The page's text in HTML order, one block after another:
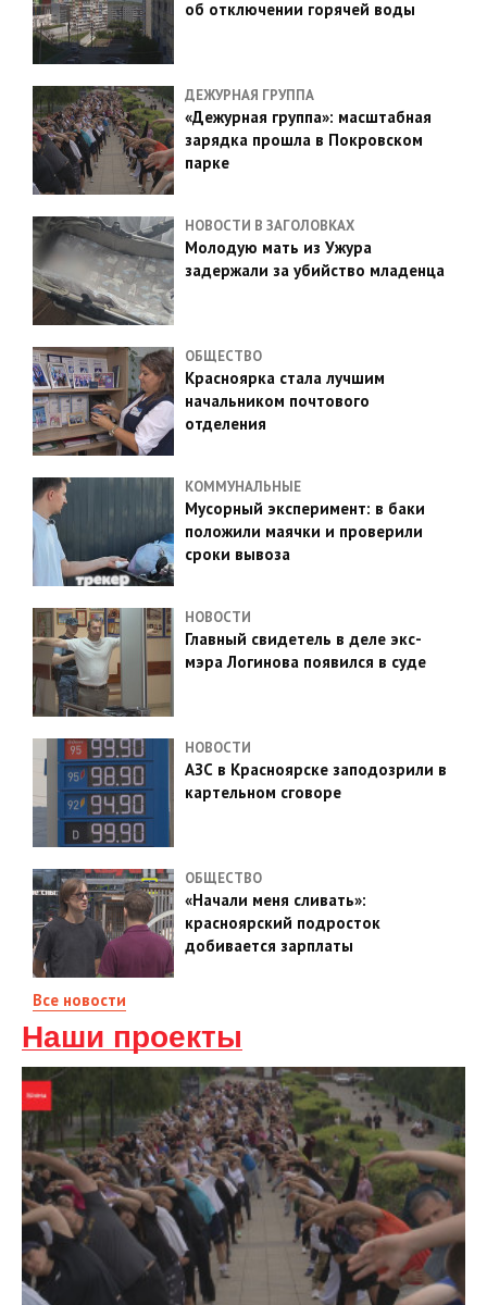
об отключении горячей воды
ДЕЖУРНАЯ ГРУППА
«Дежурная группа»: масштабная
зарядка прошла в Покровском
парке
НОВОСТИ В ЗАГОЛОВКАХ
Молодую мать из Ужура
задержали за убийство младенца
ОБЩЕСТВО
Красноярка стала лучшим
начальником почтового
отделения
КОММУНАЛЬНЫЕ
Мусорный эксперимент: в баки
положили маячки и проверили
сроки вывоза
НОВОСТИ
Главный свидетель в деле экс-
мэра Логинова появился в суде
НОВОСТИ
АЗС в Красноярске заподозрили в
картельном сговоре
ОБЩЕСТВО
«Начали меня сливать»:
красноярский подросток
добивается зарплаты
Все новости
Наши проекты